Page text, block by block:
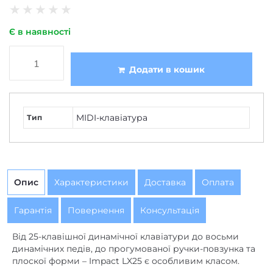
★ ★ ★ ★ ★
Є в наявності
Додати в кошик
Тип MIDI-клавіатура
Опис Характеристики Доставка Оплата
Гарантія Повернення Консультація
Від 25-клавішної динамічної клавіатури до восьми
динамічних педів, до прогумованої ручки-повзунка та
плоскої форми – Impact LX25 є особливим класом.